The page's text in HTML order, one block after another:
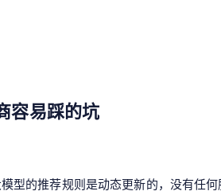
容易踩的坑
模型的推荐规则是动态更新的，没有任